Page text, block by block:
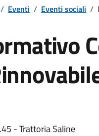
/ Eventi / Eventi sociali /
- Trattoria Saline